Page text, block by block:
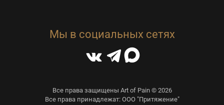
Мы в социальных сетях
Все права защищены Art of Pain © 2026
Все права принадлежат: ООО "Притяжение"